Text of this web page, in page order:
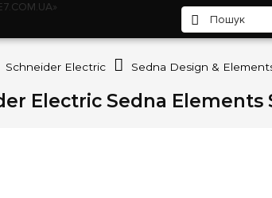
Electric Sedna Elements
Schneider Electric Sedna Design &